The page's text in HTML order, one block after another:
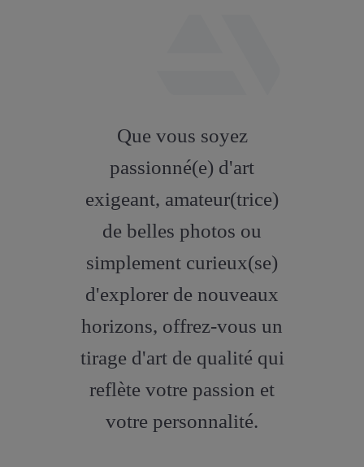
Que vous soyez
passionné(e) d'art
exigeant, amateur(trice)
de belles photos ou
simplement curieux(se)
d'explorer de nouveaux
horizons, offrez-vous un
tirage d'art de qualité qui
reflète votre passion et
votre personnalité.